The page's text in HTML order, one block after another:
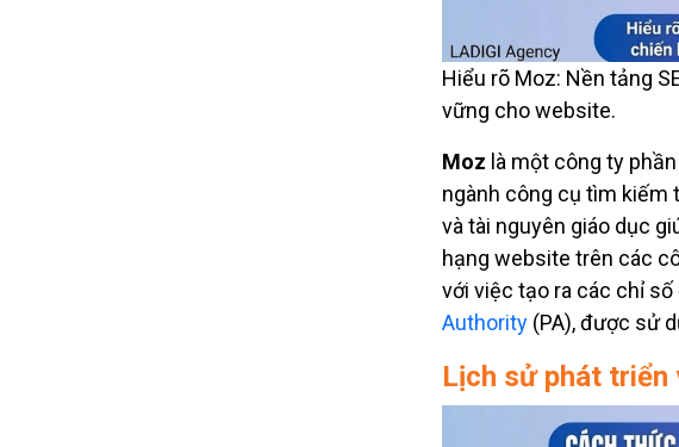
Hiểu rõ Moz: Nền tảng
vững cho website.
Moz là một công ty
ngành công cụ tìm kiếm
và tài nguyên giáo dục
hạng website trên các
với việc tạo ra các chỉ
Authority(PA), được sử
Lịch sử phát triển